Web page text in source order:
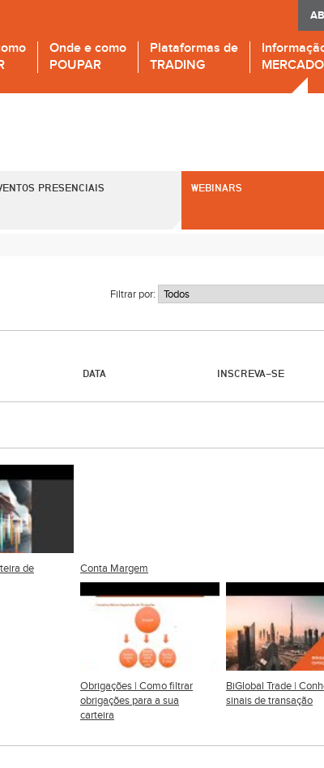
Onde e como
POUPAR
Plataformas de
TRADING
PRESENCIAIS WEBINARS
Filtrar por:
DATA INSCREVA-SE
de
Conta Margem
Obrigações | Como filtrar
obrigações para a sua
carteira
BiGlobal Trade |
sinais de transação